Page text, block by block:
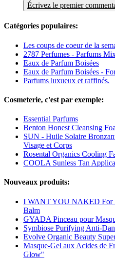
Écrivez le premier
Catégories populaires:
Les coups de coeur de la
2787 Perfumes - Parfums
Eaux de Parfum Boisées
Eaux de Parfum Boisées -
Parfums luxueux et raffinés.
Cosmeterie, c'est par exemple:
Essential Parfums
Benton Honest Cleansing
SUN - Huile Solaire
Visage et Corps
Rosental Organics Cooling
COOLA Sunless Tan
Nouveaux produits:
I WANT YOU NAKED For
Balm
GYADA Pinceau pour
Symbiose Purifying Anti-
Evolve Organic Beauty
Masque-Gel aux Acides de
Glow"